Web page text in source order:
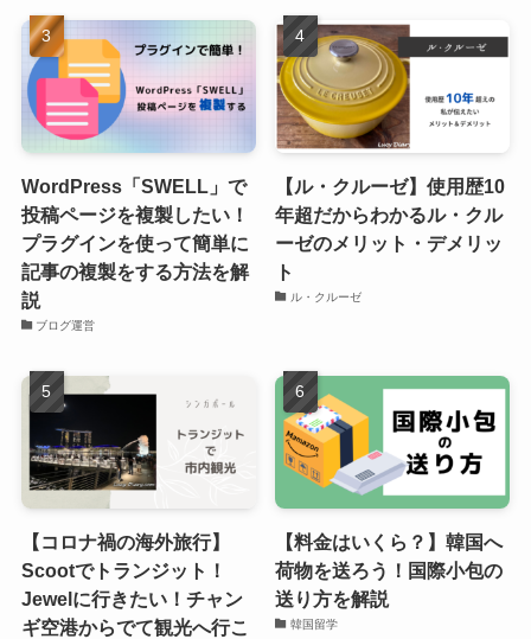
WordPress「SWELL」で
投稿ページを複製したい！
プラグインを使って簡単に
記事の複製をする方法を解
説
ブログ運営
【ル・クルーゼ】使用歴10
年超だからわかるル・クル
ーゼのメリット・デメリッ
ト
ル・クルーゼ
【コロナ禍の海外旅行】
Scootでトランジット！
Jewelに行きたい！チャン
ギ空港からでて観光へ行こ
【料金はいくら？】韓国へ
荷物を送ろう！国際小包の
送り方を解説
韓国留学